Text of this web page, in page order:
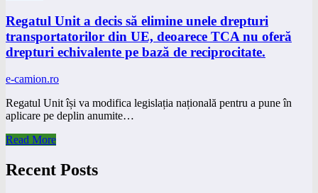
Regatul Unit a decis să elimine unele drepturi
transportatorilor din UE, deoarece TCA nu oferă
drepturi echivalente pe bază de reciprocitate.
e-camion.ro
Regatul Unit își va modifica legislația națională pentru a pune în
aplicare pe deplin anumite…
Read More
Recent Posts